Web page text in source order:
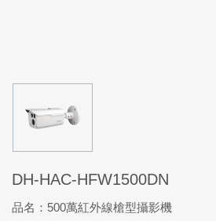
DH-HAC-HFW1500DN
品名：500萬紅外線槍型攝影機